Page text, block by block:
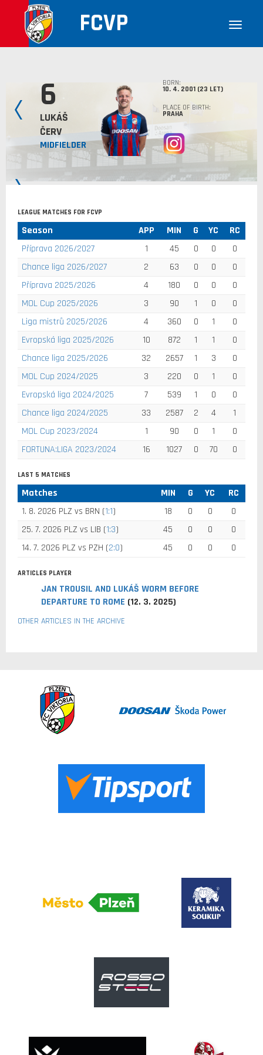
FCVP
6
LUKÁŠ
ČERV
MIDFIELDER
BORN:
10. 4. 2001 (23 LET)
PLACE OF BIRTH:
PRAHA
LEAGUE MATCHES FOR FCVP
Season APP MIN G YC
RC
Příprava 2026/2027
1 45 0 0
0
Chance liga 2026/2027
2 63 0 0
0
Příprava 2025/2026
4 180 0 0
0
MOL Cup 2025/2026
3 90 1 0
0
Liga mistrů 2025/2026
4 360 0 1
0
Evropská liga 2025/2026
10 872 1 1
0
Chance liga 2025/2026
32 2657 1 3
0
MOL Cup 2024/2025
3 220 0 1
0
Evropská liga 2024/2025
7 539 1 0
0
Chance liga 2024/2025
33 2587 2 4
1
MOL Cup 2023/2024
1 90 0 1
0
FORTUNA:LIGA 2023/2024
16 1027 0 70 0
LAST 5 MATCHES
Matches MIN G YC
RC
1. 8. 2026 PLZ vs BRN (1:1) 18 0 0
0
25. 7. 2026 PLZ vs LIB (1:3) 45 0 0
0
14. 7. 2026 PLZ vs PZH (2:0) 45 0 0 0
ARTICLES PLAYER
JAN TROUSIL AND LUKÁŠ WORM BEFORE
DEPARTURE TO ROME (12. 3. 2025)
OTHER ARTICLES IN THE ARCHIVE